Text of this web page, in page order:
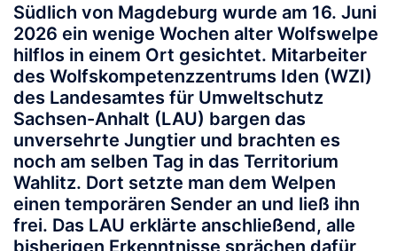
Südlich von Magdeburg wurde am 16. Juni
2026 ein wenige Wochen alter Wolfswelpe
hilflos in einem Ort gesichtet. Mitarbeiter
des Wolfskompetenzzentrums Iden (WZI)
des Landesamtes für Umweltschutz
Sachsen-Anhalt (LAU) bargen das
unversehrte Jungtier und brachten es
noch am selben Tag in das Territorium
Wahlitz. Dort setzte man dem Welpen
einen temporären Sender an und ließ ihn
frei. Das LAU erklärte anschließend, alle
bisherigen Erkenntnisse sprächen dafür,